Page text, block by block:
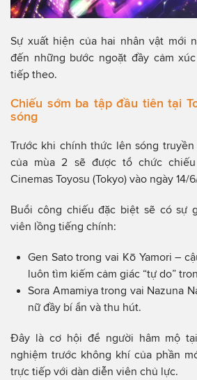
Sự xuất hiện của hai nhân vật mới
đến những bước ngoặt đầy cảm
tiếp theo.
Chiếu sớm ba tập đầu tiên tại
sóng
Trước khi chính thức lên sóng
của mùa 2 sẽ được tổ chức
Cinemas Toyosu (Tokyo) vào ngày 14/
Buổi công chiếu đặc biệt sẽ có sự
viên lồng tiếng chính:
Gen Sato trong vai Kō Yamori –
luôn tìm kiếm cảm giác “tự do”
Sora Amamiya trong vai Nazuna
nữ đầy bí ẩn và thu hút.
Đây là cơ hội để người hâm mộ
nghiệm trước không khí của phần
trực tiếp với dàn diễn viên chủ lực.